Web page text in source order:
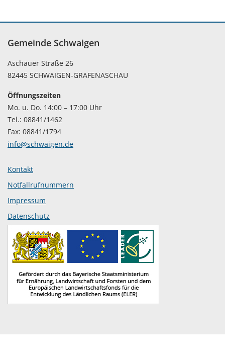
Gemeinde Schwaigen
Aschauer Straße 26
82445 SCHWAIGEN-GRAFENASCHAU
Öffnungszeiten
Mo. u. Do. 14:00 – 17:00 Uhr
Tel.: 08841/1462
Fax: 08841/1794
info@schwaigen.de
Kontakt
Notfallrufnummern
Impressum
Datenschutz